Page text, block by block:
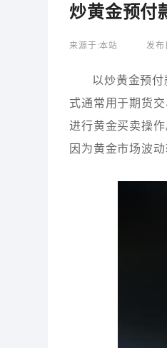
炒黄金预付
来源于:本站 发布
以炒黄金预
式通常用于期货
进行黄金买卖操
因为黄金市场波